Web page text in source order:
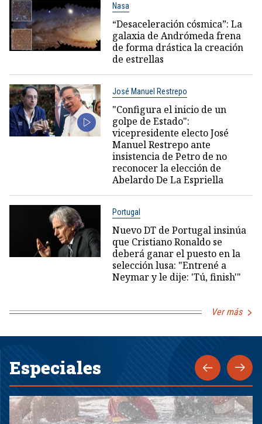
Nasa
“Desaceleración cósmica”: La
galaxia de Andrómeda frena
de forma drástica la creación
de estrellas
José Manuel Restrepo
"Configura el inicio de un
golpe de Estado":
vicepresidente electo José
Manuel Restrepo ante
insistencia de Petro de no
reconocer la elección de
Abelardo De La Espriella
Portugal
Nuevo DT de Portugal insinúa
que Cristiano Ronaldo se
deberá ganar el puesto en la
selección lusa: "Entrené a
Neymar y le dije: 'Tú, finish'"
Ver más
Especiales